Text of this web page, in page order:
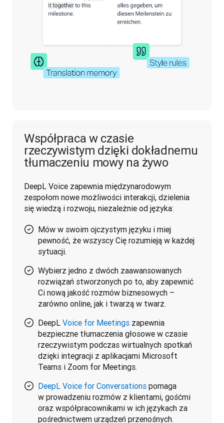
Współpraca w czasie
rzeczywistym dzięki dokładnemu
tłumaczeniu mowy na żywo
DeepL Voice zapewnia międzynarodowym
zespołom nowe możliwości interakcji, dzielenia
się wiedzą i rozwoju, niezależnie od języka:
Mów w swoim ojczystym języku i miej
pewność, że wszyscy Cię rozumieją w każdej
sytuacji.
Wybierz jedno z dwóch zaawansowanych
rozwiązań stworzonych po to, aby zapewnić
Ci nową jakość rozmów biznesowych –
zarówno online, jak i twarzą w twarz.
DeepL Voice for Meetings zapewnia
bezpieczne tłumaczenia głosowe w czasie
rzeczywistym podczas wirtualnych spotkań
dzięki integracji z aplikacjami Microsoft
Teams i Zoom for Meetings.
DeepL Voice for Conversations pomaga
w prowadzeniu rozmów z klientami, gośćmi
oraz współpracownikami w ich językach za
pośrednictwem urządzeń przenośnych.